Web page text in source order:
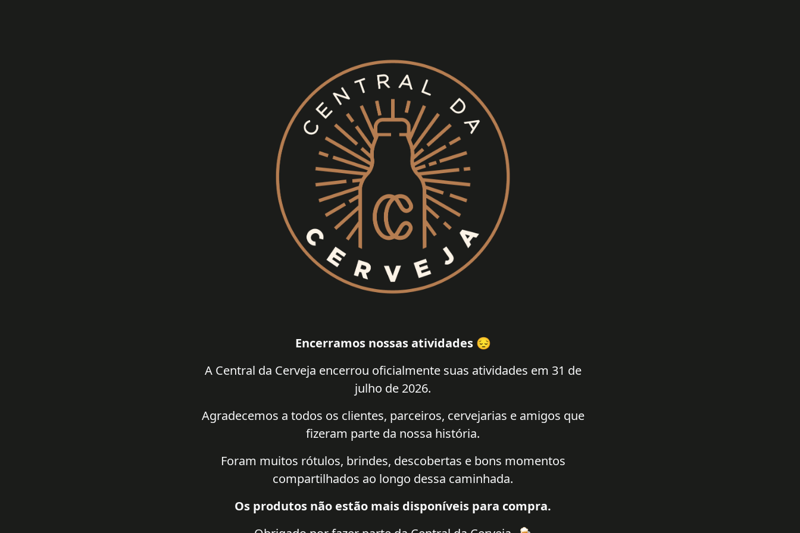
Encerramos nossas atividades 😔
A Central da Cerveja encerrou oficialmente suas atividades em 31 de
julho de 2026.
Agradecemos a todos os clientes, parceiros, cervejarias e amigos que
fizeram parte da nossa história.
Foram muitos rótulos, brindes, descobertas e bons momentos
compartilhados ao longo dessa caminhada.
Os produtos não estão mais disponíveis para compra.